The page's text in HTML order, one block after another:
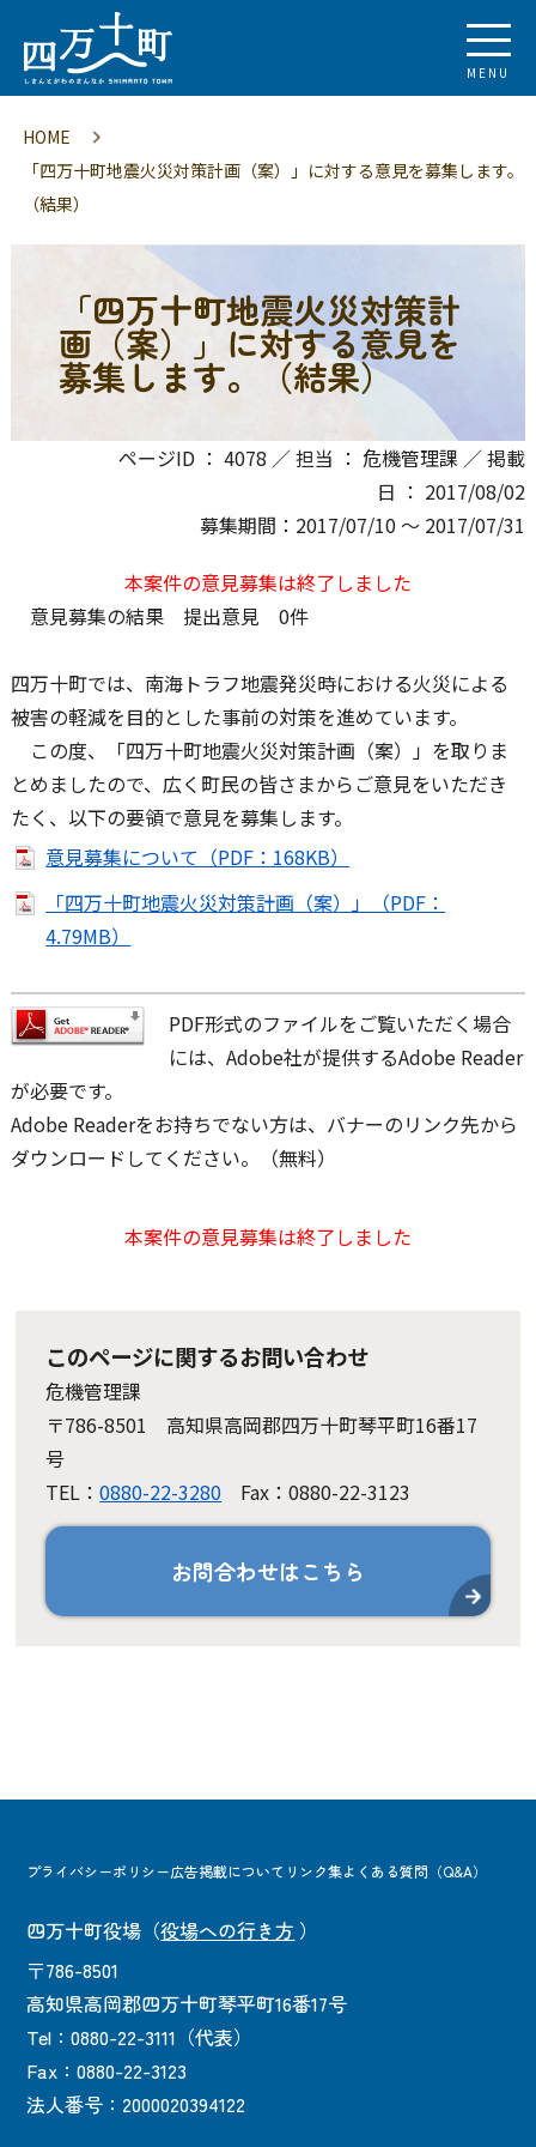
MENU
HOME
「四万十町地震火災対策計画（案）」に対する意見を募集します。
（結果）
「四万十町地震火災対策計
画（案）」に対する意見を
募集します。（結果）
ページID ： 4078 ／ 担当 ： 危機管理課 ／ 掲載
日 ： 2017/08/02
募集期間：2017/07/10 〜 2017/07/31
本案件の意見募集は終了しました
意見募集の結果 提出意見 0件
四万十町では、南海トラフ地震発災時における火災による
被害の軽減を目的とした事前の対策を進めています。
この度、「四万十町地震火災対策計画（案）」を取りま
とめましたので、広く町民の皆さまからご意見をいただき
たく、以下の要領で意見を募集します。
意見募集について（PDF：168KB）
「四万十町地震火災対策計画（案）」（PDF：
4.79MB）
PDF形式のファイルをご覧いただく場合
には、Adobe社が提供するAdobe Reader
が必要です。
Adobe Readerをお持ちでない方は、バナーのリンク先から
ダウンロードしてください。（無料）
本案件の意見募集は終了しました
このページに関するお問い合わせ
危機管理課
〒786-8501 高知県高岡郡四万十町琴平町16番17
号
TEL：0880-22-3280 Fax：0880-22-3123
お問合わせはこちら
プライバシーポリシー広告掲載について リンク集よくある質問（Q&A）
四万十町役場 （役場への行き方 ）
〒786-8501
高知県高岡郡四万十町琴平町16番17号
Tel：0880-22-3111（代表）
Fax：0880-22-3123
法人番号：2000020394122